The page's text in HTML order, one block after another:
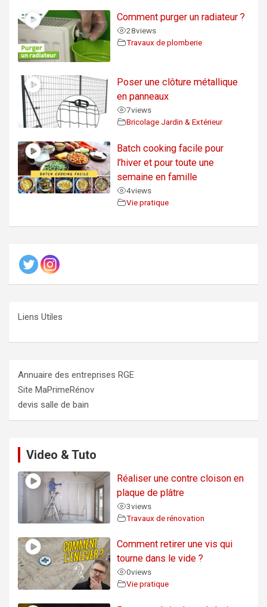
Comment purger un radiateur ?
28views
Travaux de plomberie
Poser une clôture métallique
en panneaux
7views
Bricolage Jardin & Extérieur
Batch cooking facile pour
l’hiver et pour toute une
semaine en famille
4views
Vie pratique
Liens Utiles
Annuaire des entreprises RGE
Site MaPrimeRénov
devis salle de bain
Video & Tuto
Réaliser une contre cloison en
plaque de plâtre
3views
Travaux de rénovation
Comment retirer une vis qui
tourne dans le vide ?
0views
Vie pratique